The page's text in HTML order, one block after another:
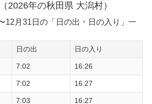
2026年の秋田県 大潟村）
12月31日の「日の出・日の入り」一
日の出 日の入り
7:02 16:26
7:02 16:27
7:03 16:27